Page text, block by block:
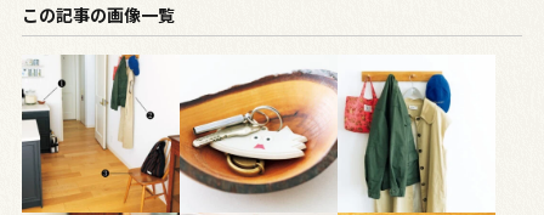
この記事の画像一覧